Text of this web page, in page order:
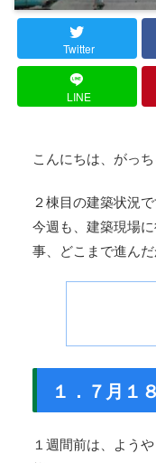
Twitter
LINE
こんにちは、がっち
２棟目の建築状況で
今週も、建築現場
事、どこまで進んだ
１．７月１
１週間前は、よう